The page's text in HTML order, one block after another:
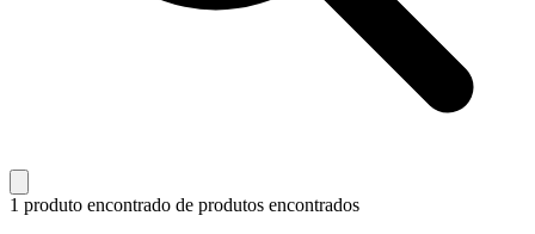
1 produto encontrado de produtos encontrados